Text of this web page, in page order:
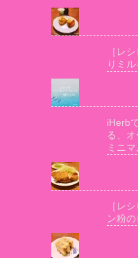
［レ
りミ
iHerb
る、
ミニ
［レ
ン粉